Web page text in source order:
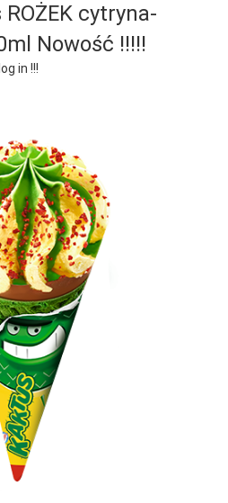
cytryna-
Nowość !!!!!
in !!!